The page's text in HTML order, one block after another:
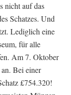
nicht auf das
Schatzes. Und
Lediglich eine
für alle
Am 7. Oktober
Bei einer
£754.320!